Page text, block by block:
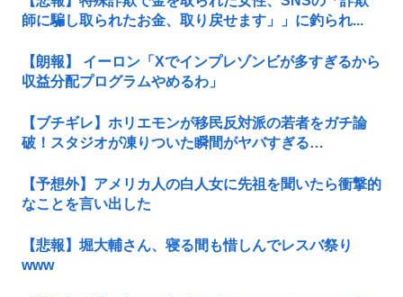
師に騙し取られたお金、取り戻せます」」に釣られ...
【朗報】 イーロン「Xでインプレゾンビが多すぎるから
収益分配プログラムやめるわ」
【ブチギレ】ホリエモンが移民反対派の若者をガチ論
破！スタジオが凍りついた瞬間がヤバすぎる…
【予想外】アメリカ人の白人女に先祖を聞いたら衝撃的
なことを言い出した
【悲報】堀大輔さん、寝る間も惜しんでレスバ祭り
www